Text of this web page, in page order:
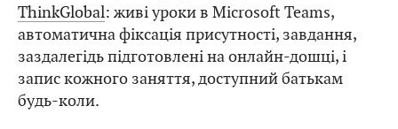
ThinkGlobal: живі уроки в Microsoft Teams,
автоматична фіксація присутності, завдання,
заздалегідь підготовлені на онлайн-дошці, і
запис кожного заняття, доступний батькам
будь-коли.